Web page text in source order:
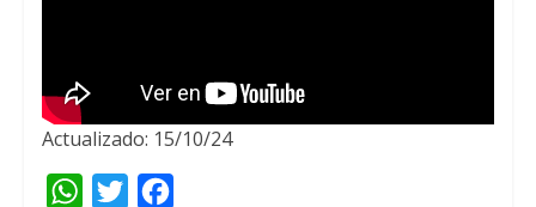
Actualizado: 15/10/24
W